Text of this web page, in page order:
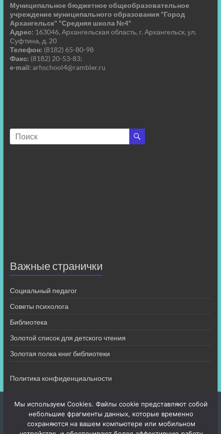
Муниципальное бюджетное общеобразовательное
учреждение муниципального образования "Город
Архангельск" "Средняя школа №4"
Адрес: 163046, Архангельская область, г. Архангельск, ул.
Суфтина, д. 20
Телефон: (8182) 65-80-98
Факс: (8182) 20-53-83;
e-mail: arhschool4@rambler.ru
Важные странички
Социальный педагог
Советы психолога
Библиотека
Золотой список для детского чтения
Золотая полка книг библиотеки
Политика конфиденциальности
Мы используем Cookies. Файлы cookie представляют собой
небольшие фрагменты данных, которые временно
сохраняются на вашем компьютере или мобильном